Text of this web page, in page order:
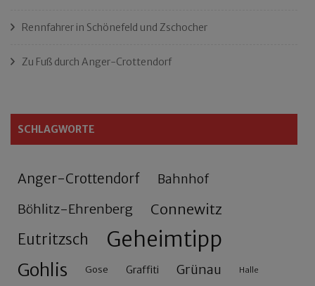
Rennfahrer in Schönefeld und Zschocher
Zu Fuß durch Anger-Crottendorf
SCHLAGWORTE
Anger-Crottendorf Bahnhof
Böhlitz-Ehrenberg Connewitz
Eutritzsch Geheimtipp
Gohlis Gose Graffiti Grünau Halle